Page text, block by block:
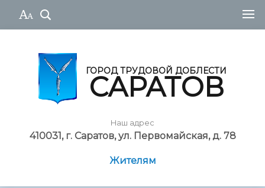
ГОРОД ТРУДОВОЙ ДОБЛЕСТИ
САРАТОВ
Наш адрес
410031, г. Саратов, ул. Первомайская, д. 78
Жителям